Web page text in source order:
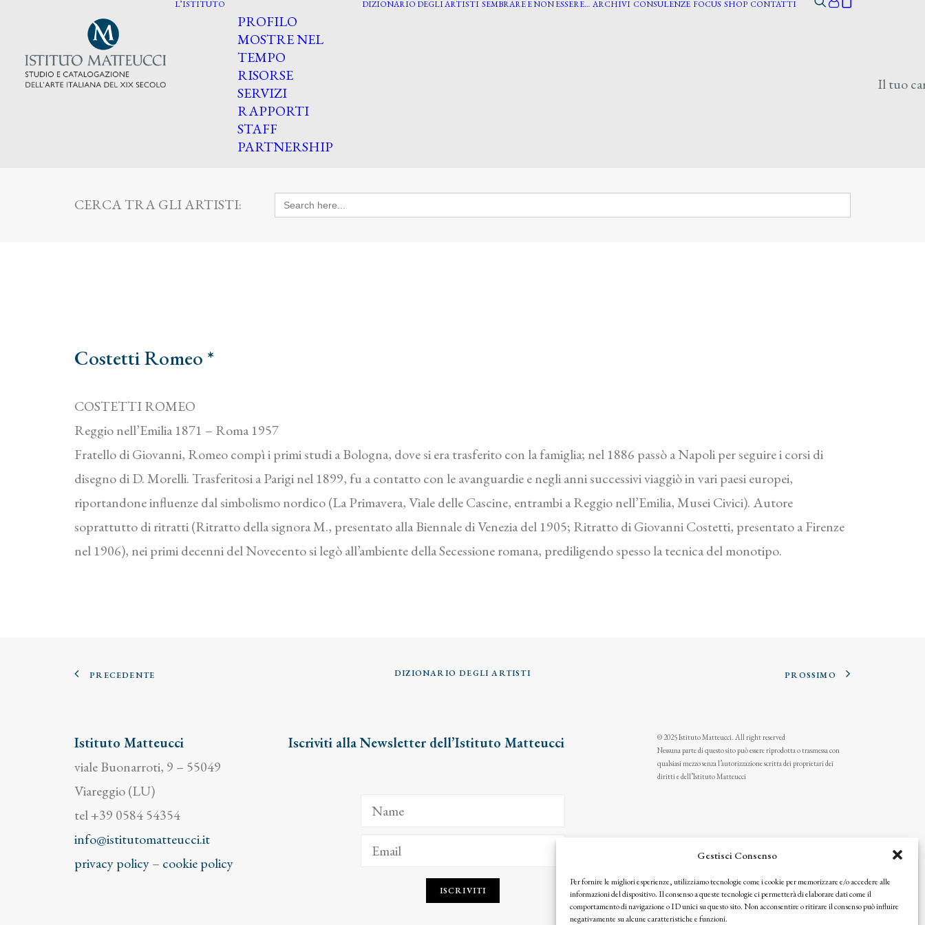
Gestisci Consenso
Per fornire le migliori esperienze, utilizziamo tecnologie come i cookie per memorizzare e/o accedere alle
informazioni del dispositivo. Il consenso a queste tecnologie ci permetterà di elaborare dati come il
comportamento di navigazione o ID unici su questo sito. Non acconsentire o ritirare il consenso può influire
negativamente su alcune caratteristiche e funzioni.
L’ISTITUTO
PROFILO
MOSTRE NEL
TEMPO
RISORSE
SERVIZI
RAPPORTI
STAFF
PARTNERSHIP
DIZIONARIO DEGLI ARTISTI SEMBRARE E NON ESSERE… ARCHIVI CONSULENZE FOCUS SHOP CONTATTI
Il tuo
CERCA TRA GLI ARTISTI: Search
for:
Costetti Romeo *
COSTETTI ROMEO
Reggio nell’Emilia 1871 – Roma 1957
Fratello di Giovanni, Romeo compì i primi studi a Bologna, dove si era trasferito con la famiglia; nel 1886 passò a Napoli per seguire i corsi di
disegno di D. Morelli. Trasferitosi a Parigi nel 1899, fu a contatto con le avanguardie e negli anni successivi viaggiò in vari paesi europei,
riportandone influenze dal simbolismo nordico (La Primavera, Viale delle Cascine, entrambi a Reggio nell’Emilia, Musei Civici). Autore
soprattutto di ritratti (Ritratto della signora M., presentato alla Biennale di Venezia del 1905; Ritratto di Giovanni Costetti, presentato a Firenze
nel 1906), nei primi decenni del Novecento si legò all’ambiente della Secessione romana, prediligendo spesso la tecnica del monotipo.
PRECEDENTE DIZIONARIO DEGLI ARTISTI PROSSIMO
Istituto Matteucci
viale Buonarroti, 9 – 55049
Viareggio (LU)
tel +39 0584 54354
info@istitutomatteucci.it
privacy policy– cookie policy
Iscriviti alla Newsletter dell’Istituto Matteucci
ISCRIVITI
© 2025 Istituto Matteucci. All right reserved
Nessuna parte di questo sito può essere riprodotta o trasmessa con
qualsiasi mezzo senza l’autorizzazione scritta dei proprietari dei
diritti e dell’Istituto Matteucci